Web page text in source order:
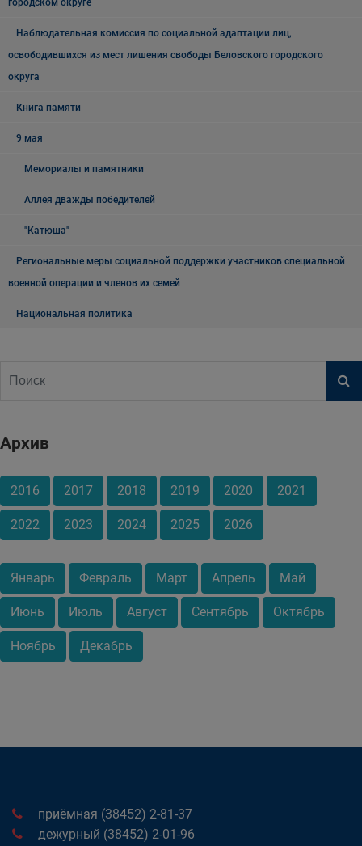
городском округе
Наблюдательная комиссия по социальной адаптации лиц,
освободившихся из мест лишения свободы Беловского городского
округа
Книга памяти
9 мая
Мемориалы и памятники
Аллея дважды победителей
"Катюша"
Региональные меры социальной поддержки участников специальной
военной операции и членов их семей
Национальная политика
Архив
2016 2017 2018 2019 2020 2021
2022 2023 2024 2025 2026
Январь Февраль Март Апрель Май
Июнь Июль Август Сентябрь Октябрь
Ноябрь Декабрь
приёмная (38452) 2-81-37
дежурный (38452) 2-01-96